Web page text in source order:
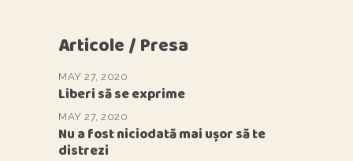
Articole / Presa
MAY 27, 2020
Liberi să se exprime
MAY 27, 2020
Nu a fost niciodată mai ușor să te
distrezi